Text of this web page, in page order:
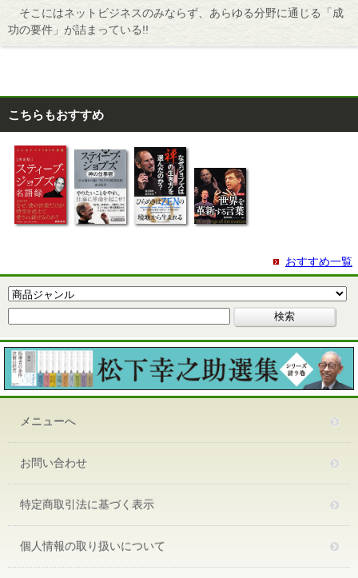
そこにはネットビジネスのみならず、あらゆる分野に通じる「成
功の要件」が詰まっている!!
こちらもおすすめ
おすすめ一覧
メニューへ
お問い合わせ
特定商取引法に基づく表示
個人情報の取り扱いについて